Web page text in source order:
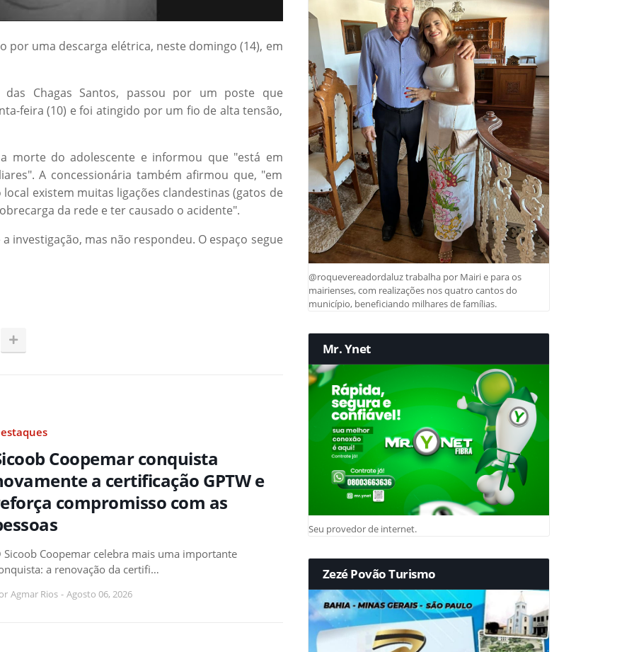
por uma descarga elétrica, neste domingo (14), em
Chagas Santos, passou por um poste que
feira (10) e foi atingido por um fio de alta tensão,
morte do adolescente e informou que "está em
A concessionária também afirmou que, "em
existem muitas ligações clandestinas (gatos de
da rede e ter causado o acidente".
investigação, mas não respondeu. O espaço segue
Coopemar conquista
a certificação GPTW e
compromisso com as
Sicoob Coopemar celebra mais uma importante
a renovação da certifi…
Agmar Rios - Agosto 06, 2026
@roquevereadordaluz trabalha por Mairi e para os
mairienses, com realizações nos quatro cantos do
município, beneficiando milhares de famílias.
Mr. Ynet
Seu provedor de internet.
Zezé Povão Turismo